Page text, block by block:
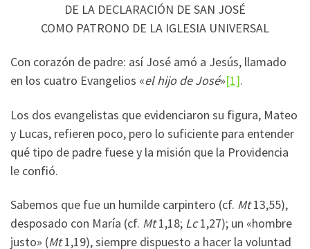
DE LA DECLARACIÓN DE SAN JOSÉ
COMO PATRONO DE LA IGLESIA UNIVERSAL
Con corazón de padre: así José amó a Jesús, llamado
en los cuatro Evangelios «el hijo de José»[1].
Los dos evangelistas que evidenciaron su figura, Mateo
y Lucas, refieren poco, pero lo suficiente para entender
qué tipo de padre fuese y la misión que la Providencia
le confió.
Sabemos que fue un humilde carpintero (cf. Mt13,55),
desposado con María (cf. Mt1,18; Lc1,27); un «hombre
justo» (Mt1,19), siempre dispuesto a hacer la voluntad